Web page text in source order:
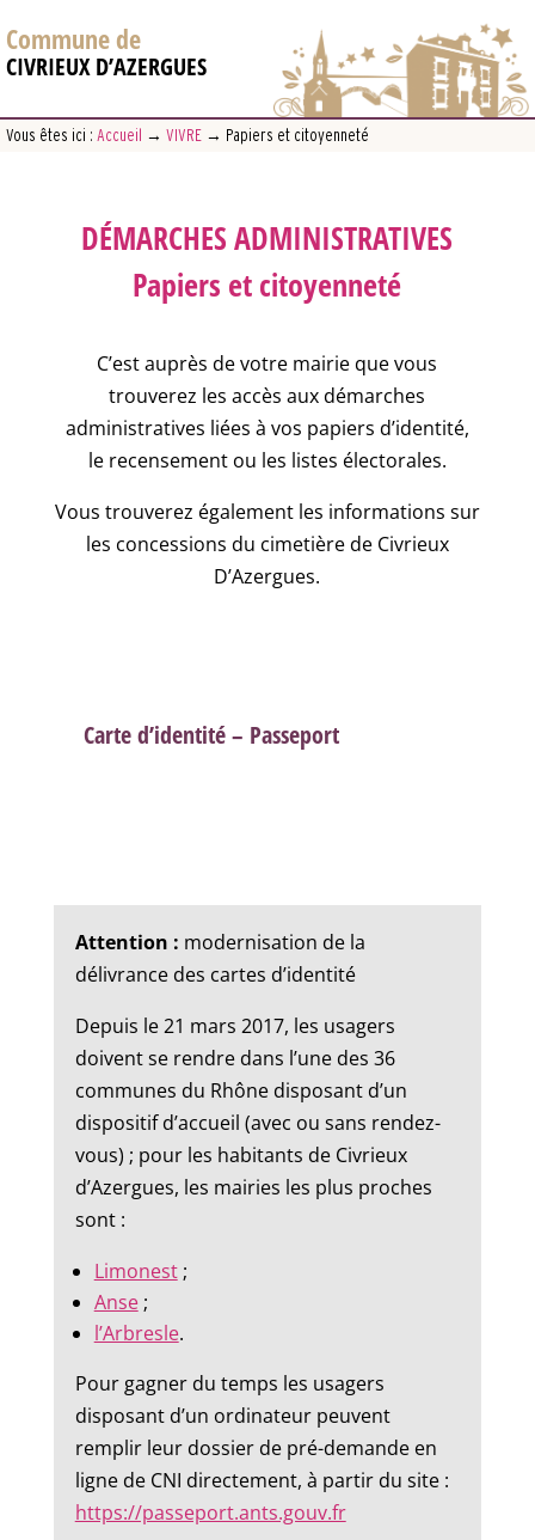
Commune de
CIVRIEUX D’AZERGUES
Vous êtes ici : Accueil → VIVRE → Papiers et citoyenneté
DÉMARCHES ADMINISTRATIVES
Papiers et citoyenneté
C’est auprès de votre mairie que vous
trouverez les accès aux démarches
administratives liées à vos papiers d’identité,
le recensement ou les listes électorales.
Vous trouverez également les informations sur
les concessions du cimetière de Civrieux
D’Azergues.
Carte d’identité – Passeport
Attention : modernisation de la
délivrance des cartes d’identité
Depuis le 21 mars 2017, les usagers
doivent se rendre dans l’une des 36
communes du Rhône disposant d’un
dispositif d’accueil (avec ou sans rendez-
vous) ; pour les habitants de Civrieux
d’Azergues, les mairies les plus proches
sont :
Limonest;
Anse;
l’Arbresle.
Pour gagner du temps les usagers
disposant d’un ordinateur peuvent
remplir leur dossier de pré-demande en
ligne de CNI directement, à partir du site :
https://passeport.ants.gouv.fr